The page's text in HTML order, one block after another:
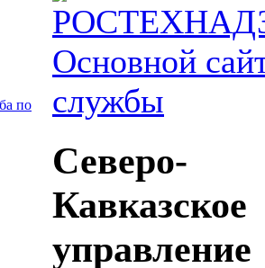
Основной
службы
Северо-
Кавказское
управление